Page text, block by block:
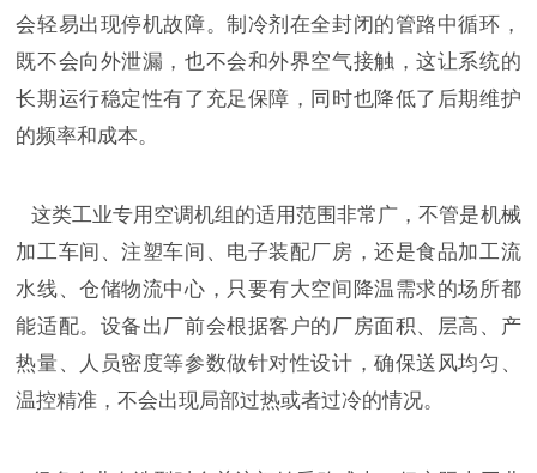
会轻易出现停机故障。制冷剂在全封闭的管路中循环，
既不会向外泄漏，也不会和外界空气接触，这让系统的
长期运行稳定性有了充足保障，同时也降低了后期维护
的频率和成本。
这类工业专用空调机组的适用范围非常广，不管是机械
加工车间、注塑车间、电子装配厂房，还是食品加工流
水线、仓储物流中心，只要有大空间降温需求的场所都
能适配。设备出厂前会根据客户的厂房面积、层高、产
热量、人员密度等参数做针对性设计，确保送风均匀、
温控精准，不会出现局部过热或者过冷的情况。